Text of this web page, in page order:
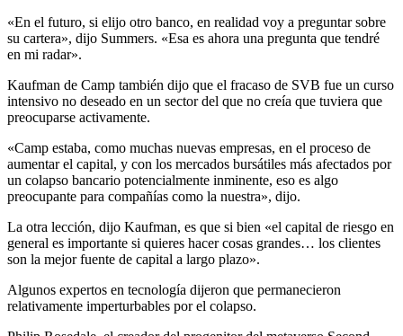
«En el futuro, si elijo otro banco, en realidad voy a preguntar sobre
su cartera», dijo Summers. «Esa es ahora una pregunta que tendré
en mi radar».
Kaufman de Camp también dijo que el fracaso de SVB fue un curso
intensivo no deseado en un sector del que no creía que tuviera que
preocuparse activamente.
«Camp estaba, como muchas nuevas empresas, en el proceso de
aumentar el capital, y con los mercados bursátiles más afectados por
un colapso bancario potencialmente inminente, eso es algo
preocupante para compañías como la nuestra», dijo.
La otra lección, dijo Kaufman, es que si bien «el capital de riesgo en
general es importante si quieres hacer cosas grandes… los clientes
son la mejor fuente de capital a largo plazo».
Algunos expertos en tecnología dijeron que permanecieron
relativamente imperturbables por el colapso.